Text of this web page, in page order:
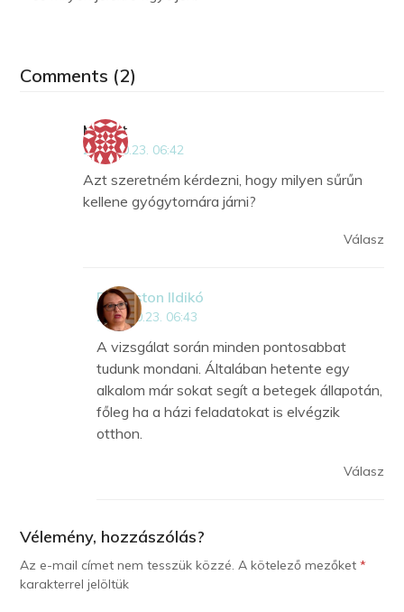
Comments (2)
Margit
2018.10.23. 06:42
Azt szeretném kérdezni, hogy milyen sűrűn
kellene gyógytornára járni?
Válasz
Dr Kriston Ildikó
2018.10.23. 06:43
A vizsgálat során minden pontosabbat
tudunk mondani. Általában hetente egy
alkalom már sokat segít a betegek állapotán,
főleg ha a házi feladatokat is elvégzik
otthon.
Válasz
Vélemény, hozzászólás?
Az e-mail címet nem tesszük közzé. A kötelező mezőket*
karakterrel jelöltük